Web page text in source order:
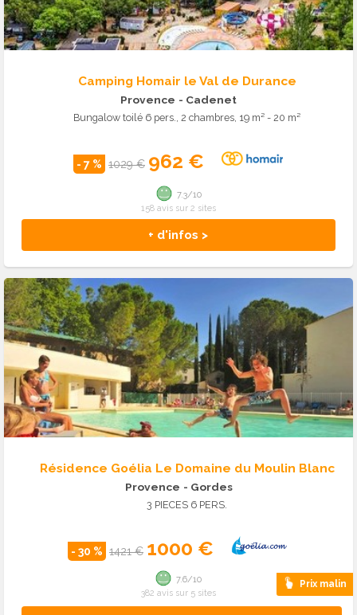
Camping Homair le Val de Durance
Provence - Cadenet
Bungalow toilé 6 pers., 2 chambres, 19 m² - 20 m²
- 7 % 1029 € 962 €
+ d'infos >
7.3/10
158 avis sur 2 sites
Résidence Goélia Le Domaine du Moulin Blanc
Provence - Gordes
3 PIECES 6 PERS.
- 30 % 1421 € 1000 €
Prix malin
7.6/10
382 avis sur 5 sites